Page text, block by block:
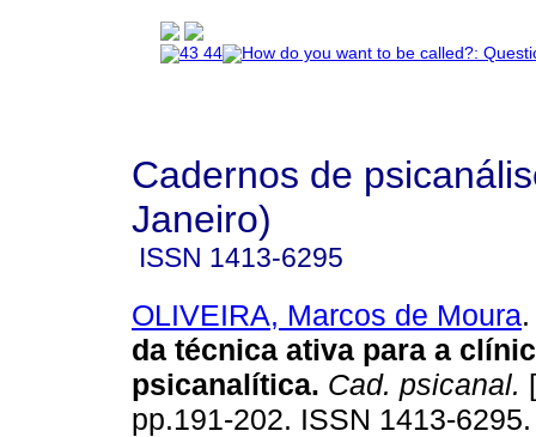
Cadernos de
Janeiro)
ISSN 1413-6295
OLIVEIRA, Marcos de Moura.
da técnica ativa para a
psicanalítica. Cad. psicanal.
pp.191-202. ISSN 1413-6295.